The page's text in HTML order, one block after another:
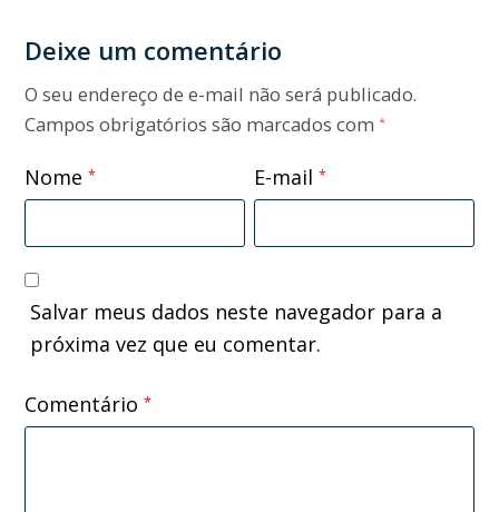
Deixe um comentário
O seu endereço de e-mail não será publicado.
Campos obrigatórios são marcados com*
Nome* E-mail*
Salvar meus dados neste navegador para a
próxima vez que eu comentar.
Comentário*